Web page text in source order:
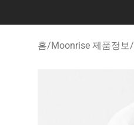
홈/Moonrise 제품정보/